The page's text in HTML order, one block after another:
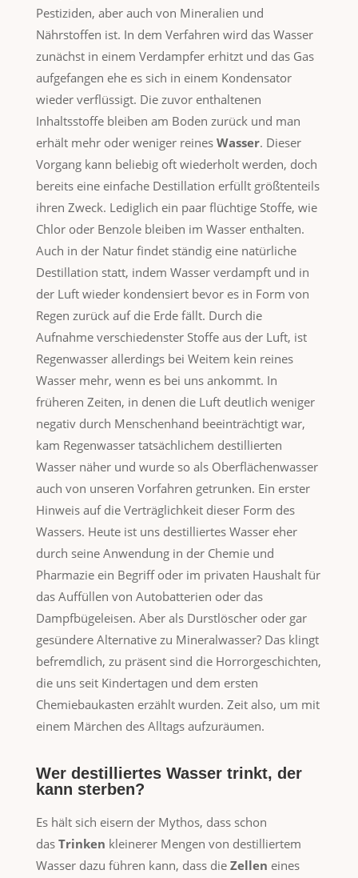
Pestiziden, aber auch von Mineralien und
Nährstoffen ist. In dem Verfahren wird das Wasser
zunächst in einem Verdampfer erhitzt und das Gas
aufgefangen ehe es sich in einem Kondensator
wieder verflüssigt. Die zuvor enthaltenen
Inhaltsstoffe bleiben am Boden zurück und man
erhält mehr oder weniger reinesWasser. Dieser
Vorgang kann beliebig oft wiederholt werden, doch
bereits eine einfache Destillation erfüllt größtenteils
ihren Zweck. Lediglich ein paar flüchtige Stoffe, wie
Chlor oder Benzole bleiben im Wasser enthalten.
Auch in der Natur findet ständig eine natürliche
Destillation statt, indem Wasser verdampft und in
der Luft wieder kondensiert bevor es in Form von
Regen zurück auf die Erde fällt. Durch die
Aufnahme verschiedenster Stoffe aus der Luft, ist
Regenwasser allerdings bei Weitem kein reines
Wasser mehr, wenn es bei uns ankommt. In
früheren Zeiten, in denen die Luft deutlich weniger
negativ durch Menschenhand beeinträchtigt war,
kam Regenwasser tatsächlichem destillierten
Wasser näher und wurde so als Oberflächenwasser
auch von unseren Vorfahren getrunken. Ein erster
Hinweis auf die Verträglichkeit dieser Form des
Wassers. Heute ist uns destilliertes Wasser eher
durch seine Anwendung in der Chemie und
Pharmazie ein Begriff oder im privaten Haushalt für
das Auffüllen von Autobatterien oder das
Dampfbügeleisen. Aber als Durstlöscher oder gar
gesündere Alternative zu Mineralwasser? Das klingt
befremdlich, zu präsent sind die Horrorgeschichten,
die uns seit Kindertagen und dem ersten
Chemiebaukasten erzählt wurden. Zeit also, um mit
einem Märchen des Alltags aufzuräumen.
Wer destilliertes Wasser trinkt, der
kann sterben?
Es hält sich eisern der Mythos, dass schon
das Trinken kleinerer Mengen von destilliertem
Wasser dazu führen kann, dass die Zellen eines